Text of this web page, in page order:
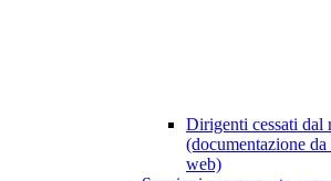
Dirigenti cessati dal
(documentazione
web)